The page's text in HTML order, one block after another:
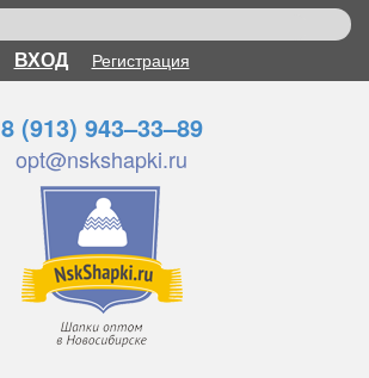
ВХОД Регистрация
8 (913) 943–33–89
opt@nskshapki.ru